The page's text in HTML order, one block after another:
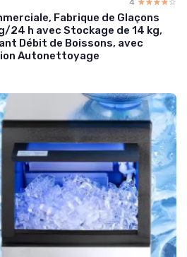
Fabrique de Glaçons
24 h avec Stockage de 14 kg,
Débit de Boissons, avec
Autonettoyage